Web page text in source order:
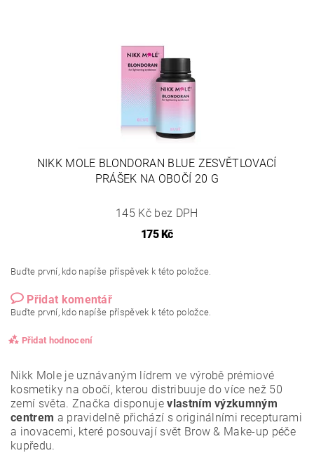
NIKK MOLE BLONDORAN BLUE ZESVĚTLOVACÍ
PRÁŠEK NA OBOČÍ 20 G
145 Kč bez DPH
175 Kč
Buďte první, kdo napíše příspěvek k této položce.
Přidat komentář
Buďte první, kdo napíše příspěvek k této položce.
Přidat hodnocení
Nikk Mole je uznávaným lídrem ve výrobě prémiové
kosmetiky na obočí, kterou distribuuje do více než 50
zemí světa. Značka disponujevlastním výzkumným
centrem a pravidelně přichází s originálními recepturami
a inovacemi, které posouvají svět Brow & Make-up péče
kupředu.